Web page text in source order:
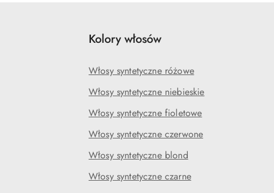
Kolory włosów
Włosy syntetyczne różowe
Włosy syntetyczne niebieskie
Włosy syntetyczne fioletowe
Włosy syntetyczne czerwone
Włosy syntetyczne blond
Włosy syntetyczne czarne